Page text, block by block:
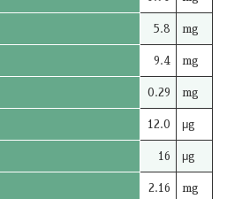
5.8 mg
9.4 mg
0.29 mg
12.0 μg
16 μg
2.16 mg